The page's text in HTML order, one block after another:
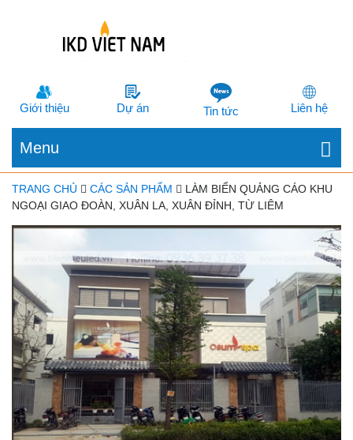
Giới thiệu Dự án Tin tức Liên hệ
Menu
TRANG CHỦ CÁC SẢN PHẨM
LÀM BIỂN QUẢNG CÁO KHU
NGOẠI GIAO ĐOÀN, XUÂN LA, XUÂN ĐỈNH, TỪ LIÊM